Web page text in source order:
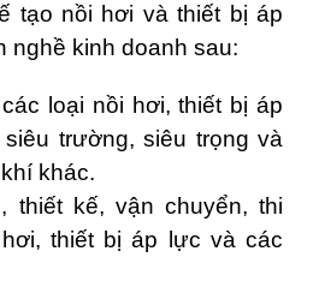
tạo nồi hơi và thiết bị áp
nghề kinh doanh sau:
loại nồi hơi, thiết bị áp
trường, siêu trọng và
khác.
thiết kế, vận chuyển, thi
thiết bị áp lực và các